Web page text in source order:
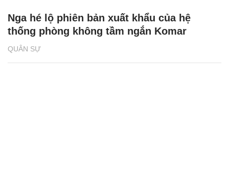
QUÂN SỰ
Nga hé lộ phiên bản xuất khẩu của hệ
thống phòng không tầm ngắn Komar